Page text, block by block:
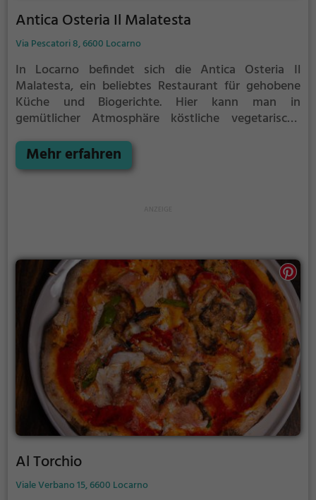
Antica Osteria Il Malatesta
Via Pescatori 8, 6600 Locarno
In Locarno befindet sich die Antica Osteria Il
Malatesta, ein beliebtes Restaurant für gehobene
Küche und Biogerichte. Hier kann man in
gemütlicher Atmosphäre köstliche vegetarische
exzellenten Cocktails verwöhnen lassen. Das
Ambiente des Restaurants lädt dazu ein, sich
man nicht verpassen sollte.
Mehr erfahren
Al Torchio
Viale Verbano 15, 6600 Locarno